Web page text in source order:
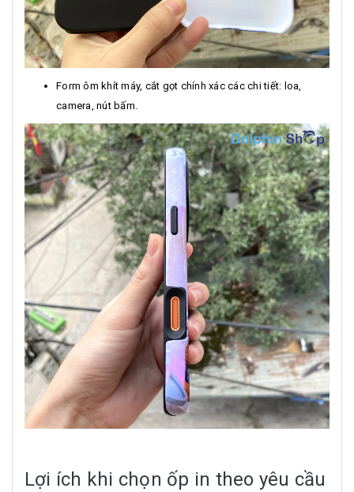
Form ôm khít máy, cắt gọt chính xác các chi tiết: loa,
camera, nút bấm.
Lợi ích khi chọn ốp in theo yêu cầu